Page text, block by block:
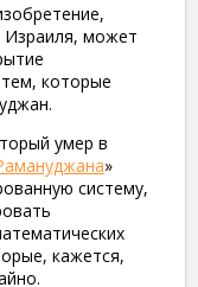
Израиля, может
которые
умер в
»
систему,
кажется,